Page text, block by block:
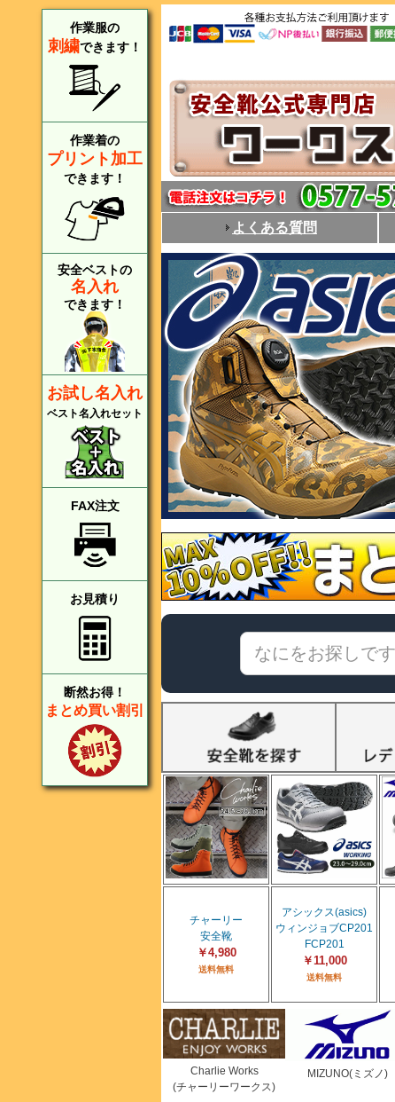
作業服の
刺繍できます！
作業着の
プリント加工
できます！
安全ベストの
名入れ
できます！
お試し名入れ
ベスト名入れセット
FAX注文
お見積り
断然お得！
まとめ買い割引
よくある質問
チャーリー
安全靴
￥4,980
送料無料
アシックス(asics)
ウィンジョブCP201
FCP201
￥11,000
送料無料
Charlie Works
(チャーリーワークス)
MIZUNO(ミズノ)